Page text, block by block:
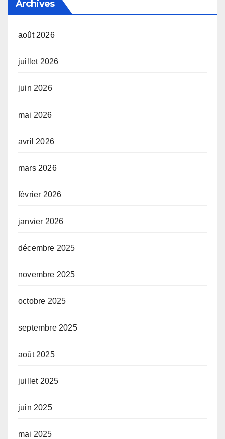
Archives
août 2026
juillet 2026
juin 2026
mai 2026
avril 2026
mars 2026
février 2026
janvier 2026
décembre 2025
novembre 2025
octobre 2025
septembre 2025
août 2025
juillet 2025
juin 2025
mai 2025